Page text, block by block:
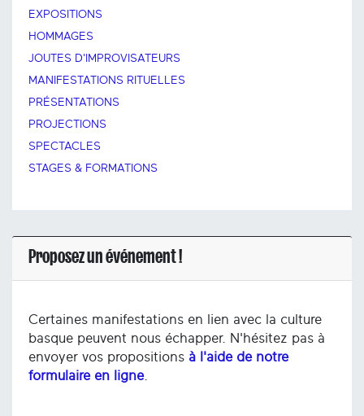
EXPOSITIONS
HOMMAGES
JOUTES D'IMPROVISATEURS
MANIFESTATIONS RITUELLES
PRÉSENTATIONS
PROJECTIONS
SPECTACLES
STAGES & FORMATIONS
Proposez un événement !
Certaines manifestations en lien avec la culture
basque peuvent nous échapper. N'hésitez pas à
envoyer vos propositions à l'aide de notre
formulaire en ligne.